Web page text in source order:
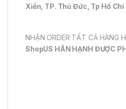
Xiển, TP. Thủ Đức, Tp Hồ Chí
NHẬN ORDER TẤT CẢ HÀNG
ShopUS HÂN HẠNH ĐƯỢC